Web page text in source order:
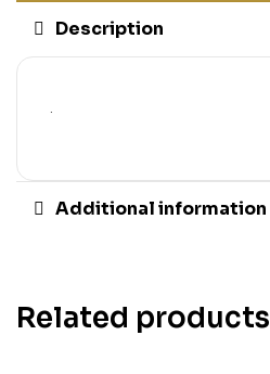
Description
.
Additional information
Related products